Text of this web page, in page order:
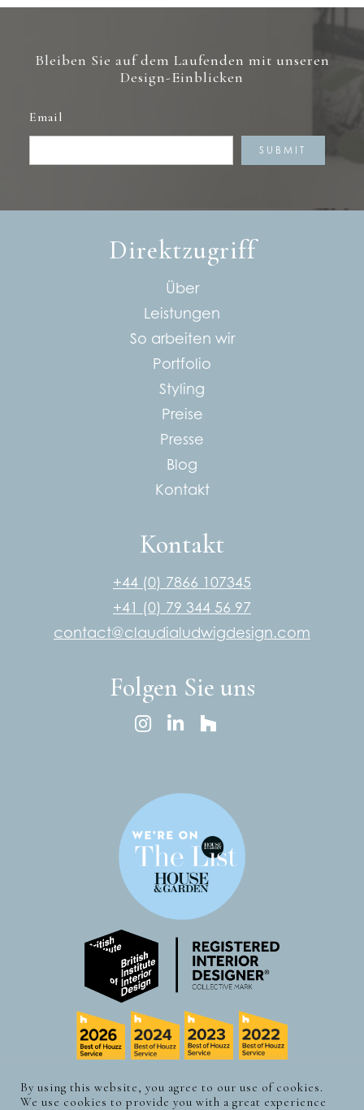
Bleiben Sie auf dem Laufenden mit unseren
Design-Einblicken
Email
Direktzugriff
Über
Leistungen
So arbeiten wir
Portfolio
Styling
Preise
Presse
Blog
Kontakt
Kontakt
+44 (0) 7866 107345
+41 (0) 79 344 56 97
contact@claudialudwigdesign.com
Folgen Sie uns
© CLAUDIA LUDWIG DESIGN. 2026 | ALLE
By using this website, you agree to our use of cookies.
We use cookies to provide you with a great experience